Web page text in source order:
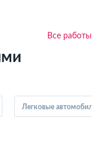
Все работы
Легковые автомобили